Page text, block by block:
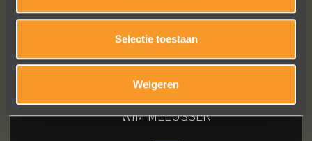
Selectie toestaan
Weigeren
WIM MEEUSSEN